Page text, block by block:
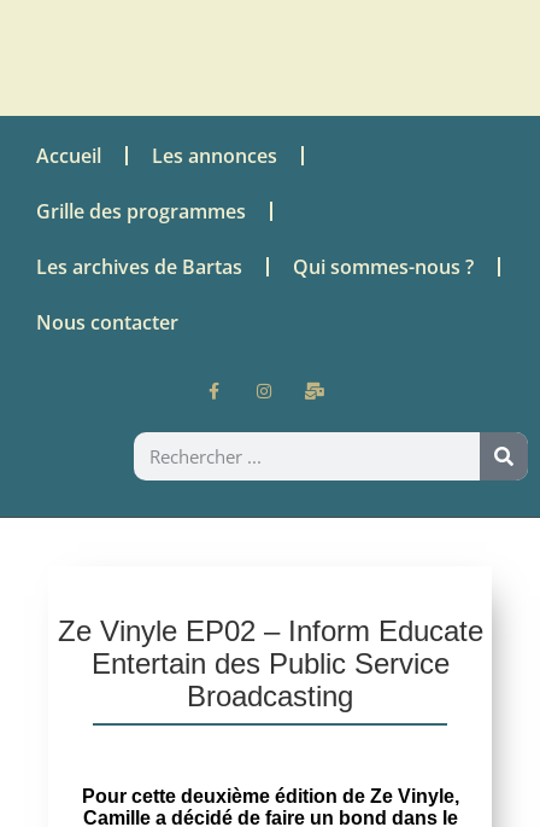
Accueil Les annonces
Grille des programmes
Les archives de Bartas Qui sommes-nous ?
Nous contacter
Ze Vinyle EP02 – Inform Educate
Entertain des Public Service
Broadcasting
Pour cette deuxième édition de Ze Vinyle,
Camille a décidé de faire un bond dans le